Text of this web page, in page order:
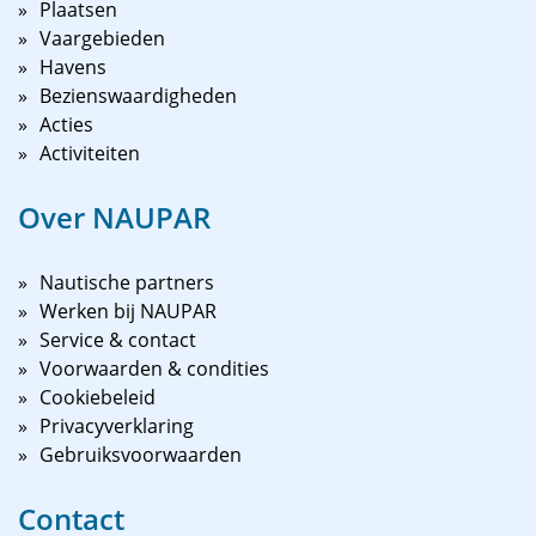
De duur van het arrangement
Dit arrangement kunt u boeken voor een (kort)
weekend en indien gewenst uitbreiden met een early
check-in.
Plaatsen
Vaargebieden
Havens
Bezienswaardigheden
Acties
Activiteiten
Over NAUPAR
Nautische partners
Werken bij NAUPAR
Service & contact
Voorwaarden & condities
Cookiebeleid
Privacyverklaring
Gebruiksvoorwaarden
Contact